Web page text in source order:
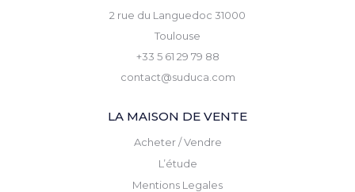
2 rue du Languedoc 31000
Toulouse
+33 5 61 29 79 88
contact@suduca.com
LA MAISON DE VENTE
Acheter / Vendre
L’étude
Mentions Legales